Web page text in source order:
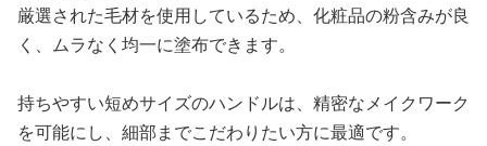
厳選された毛材を使用しているため、化粧品の粉含みが良
く、ムラなく均一に塗布できます。
持ちやすい短めサイズのハンドルは、精密なメイクワーク
を可能にし、細部までこだわりたい方に最適です。